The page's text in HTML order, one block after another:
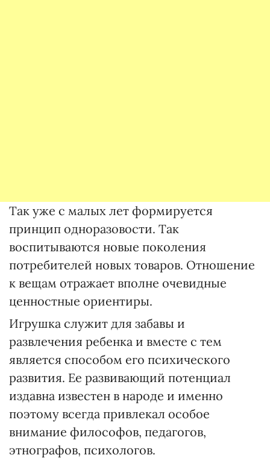
Так уже с малых лет формируется
принцип одноразовости. Так
воспитываются новые поколения
потребителей новых товаров. Отношение
к вещам отражает вполне очевидные
ценностные ориентиры.
Игрушка служит для забавы и
развлечения ребенка и вместе с тем
является способом его психического
развития. Ее развивающий потенциал
издавна известен в народе и именно
поэтому всегда привлекал особое
внимание философов, педагогов,
этнографов, психологов.